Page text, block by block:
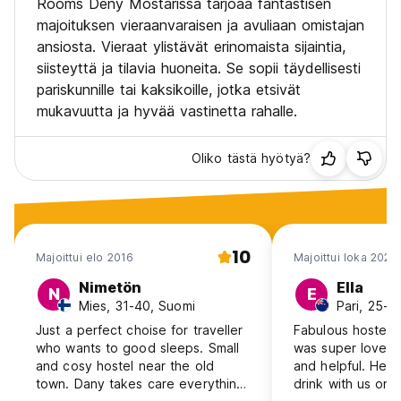
Pavarottin rakennukseen vasemmalla puolella, sinun on vain
jatkettava noin 10m, sen jälkeen näet yhden pienen kaupan
( UNO) shopin jälkeen vasemmalla sivukadulla CELEBICA
olemme PINK HOUSE !!!
Rooms Deny Mostarissa tarjoaa fantastisen
majoituksen vieraanvaraisen ja avuliaan omistajan
ansiosta. Vieraat ylistävät erinomaista sijaintia,
siisteyttä ja tilavia huoneita. Se sopii täydellisesti
pariskunnille tai kaksikoille, jotka etsivät
mukavuutta ja hyvää vastinetta rahalle.
Oliko tästä hyötyä?
Majoittui elo 2016 10
N Nimetön
Mies, 31-40, Suomi
Just a perfect choise for traveller
who wants to good sleeps. Small
and cosy hostel near the old
town. Dany takes care everything,
Majoittui loka 2025
E Ella
Pari, 25-
Fabulous hostel
was super
and helpful. He
drink with us on